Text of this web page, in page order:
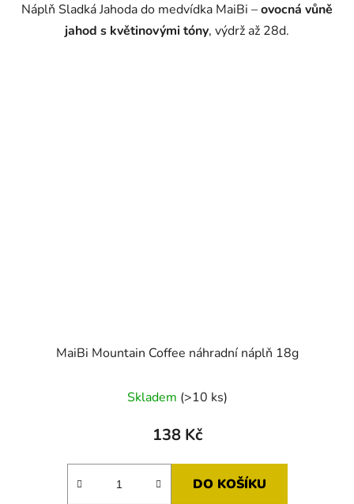
Náplň Sladká Jahoda do medvídka MaiBi –ovocná vůně
jahod s květinovými tóny, výdrž až 28d.
MaiBi Mountain Coffee náhradní náplň 18g
hodnocení
produktu
5,0
Skladem (>10 ks)
138 Kč
DO KOŠÍKU